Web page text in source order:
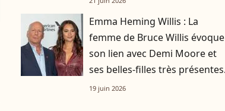
Emma Heming Willis : La
femme de Bruce Willis évoque
son lien avec Demi Moore et
ses belles-filles très présentes
dans le quotidien de l’acteur
19 juin 2026